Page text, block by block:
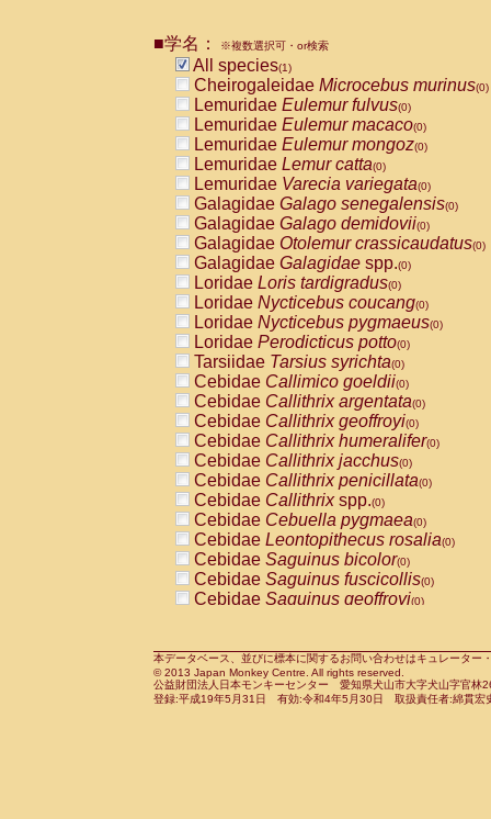
CebidaeCebus nigrivittatus
CebidaeCebus
CebidaeSaimiri boliviensis(0)
CebidaeSaimiri sciureus(0)
AtelidaeAlouatta caraya(0)
AtelidaeAlouatta fusca(0)
AtelidaeAlouatta seniculus
AtelidaeAlouattaspp.(0)
AtelidaeAteles belzebuth(0)
AtelidaeAteles geoffroyi(0)
AtelidaeAteles paniscus(0)
AtelidaeAtelesspp.(0)
Atelidae Lagothrix lagothricha
AtelidaeLagothrix lagothricha cana
PitheciidaeCacajao calvus
PitheciidaeCallicebus cupreus
PitheciidaeCallicebus donacophilus
PitheciidaeCallicebus moloch
PitheciidaeCallicebus torquatus
PitheciidaeCallicebusspp.(0)
PitheciidaeChiropotes satanas(0)
PitheciidaePithecia monachus
PitheciidaePithecia pithecia(0)
CercopithecidaeCercocebus agilis
CercopithecidaeCercocebus
CercopithecidaeCercocebus
CercopithecidaeCercocebus
CercopithecidaeCercocebus
CercopithecidaeCercocebushybrid
CercopithecidaePapio anubis(0)
CercopithecidaePapio cynocephalus
CercopithecidaePapio hamadryas(0)
■学名： ※複数選択可・or検索
All species(1)
Cheirogaleidae Microcebus murinus(0)
Lemuridae Eulemur fulvus(0)
Lemuridae Eulemur macaco(0)
Lemuridae Eulemur mongoz(0)
Lemuridae Lemur catta(0)
Lemuridae Varecia variegata(0)
Galagidae Galago senegalensis(0)
Galagidae Galago demidovii(0)
Galagidae Otolemur crassicaudatus(0)
Galagidae Galagidae spp.(0)
Loridae Loris tardigradus(0)
Loridae Nycticebus coucang(0)
Loridae Nycticebus pygmaeus(0)
Loridae Perodicticus potto(0)
Tarsiidae Tarsius syrichta(0)
Cebidae Callimico goeldii(0)
Cebidae Callithrix argentata(0)
Cebidae Callithrix geoffroyi(0)
Cebidae Callithrix humeralifer(0)
Cebidae Callithrix jacchus(0)
Cebidae Callithrix penicillata(0)
Cebidae Callithrixspp.(0)
Cebidae Cebuella pygmaea(0)
Cebidae Leontopithecus rosalia(0)
Cebidae Saguinus bicolor(0)
Cebidae Saguinus fuscicollis(0)
Cebidae Saguinus geoffroyi(0)
CebidaeSaguinus leucopus(0)
CebidaeSaguinus midas(0)
Cebidae Saguinus mystax(0)
本データベース、並びに標本に関するお問い合わせはキュレータ
© 2013 Japan Monkey Centre. All rights reserved.
公益財団法人日本モンキーセンター 愛知県犬山市大字犬山字官
登録:平成19年5月31日 有効:令和4年5月30日 取扱責任者:綿貫宏